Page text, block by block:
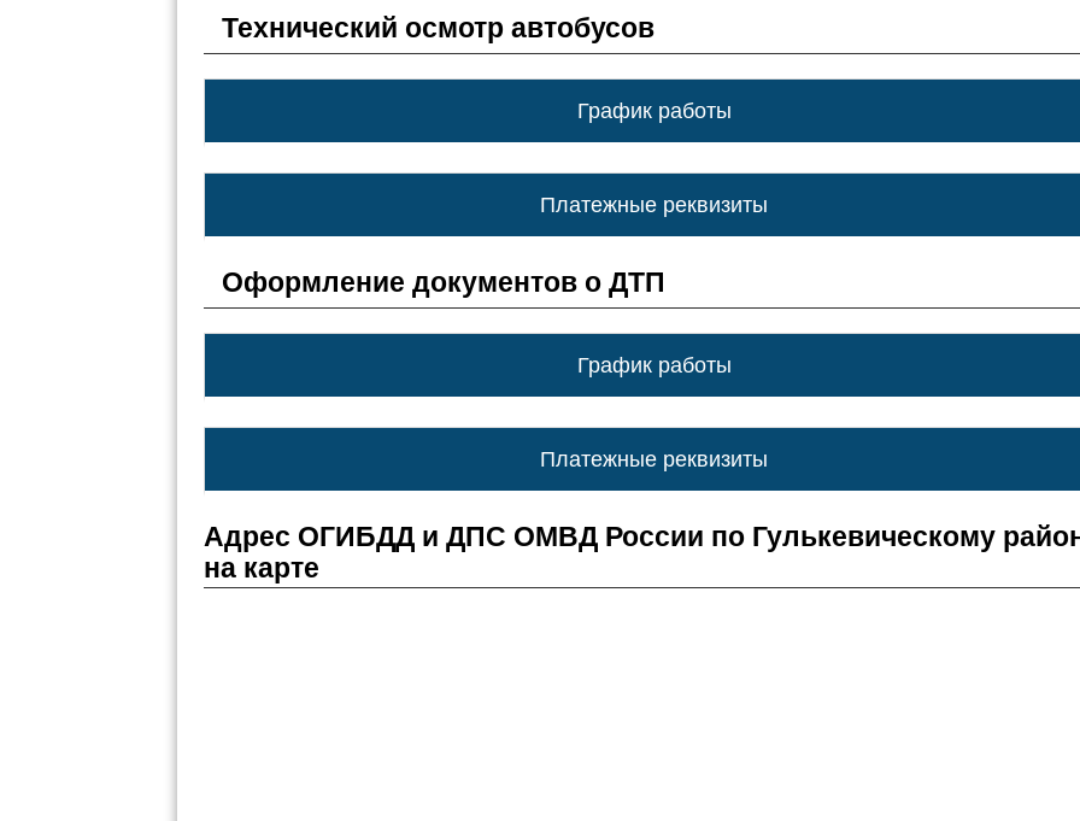
Технический осмотр автобусов
График работы
Платежные реквизиты
Оформление документов о ДТП
График работы
Платежные реквизиты
Адрес ОГИБДД и ДПС ОМВД России по Гулькевическому
на карте